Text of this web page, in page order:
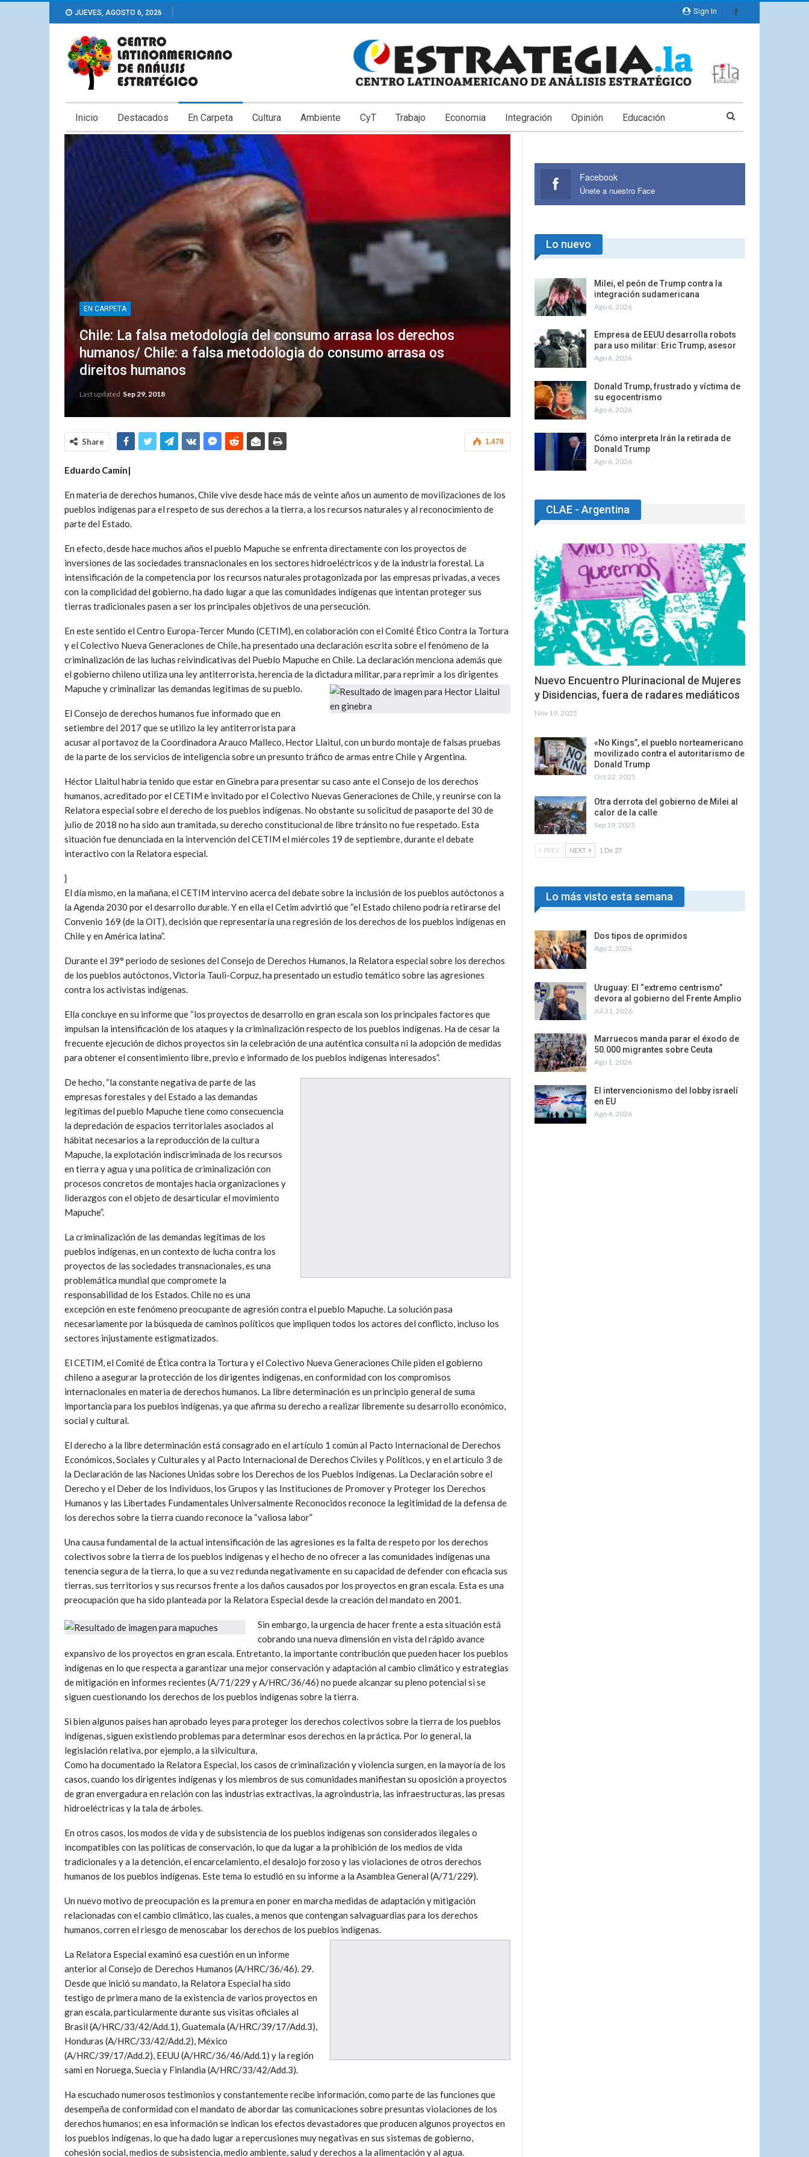
Sign In
JUEVES, AGOSTO 6, 2026
Inicio Destacados En Carpeta Cultura Ambiente CyT Trabajo Economia Integración Opinión Educación
EN CARPETA
Chile: La falsa metodología del consumo arrasa los derechos
humanos/ Chile: a falsa metodologia do consumo arrasa os
direitos humanos
Last updated Sep 29, 2018
1.478
Share
Eduardo Camín|
En materia de derechos humanos, Chile vive desde hace más de veinte años un aumento de movilizaciones de los
pueblos indígenas para el respeto de sus derechos a la tierra, a los recursos naturales y al reconocimiento de
parte del Estado.
En efecto, desde hace muchos años el pueblo Mapuche se enfrenta directamente con los proyectos de
inversiones de las sociedades transnacionales en los sectores hidroeléctricos y de la industria forestal. La
intensificación de la competencia por los recursos naturales protagonizada por las empresas privadas, a veces
con la complicidad del gobierno, ha dado lugar a que las comunidades indígenas que intentan proteger sus
tierras tradicionales pasen a ser los principales objetivos de una persecución.
En este sentido el Centro Europa-Tercer Mundo (CETIM), en colaboración con el Comité Ético Contra la Tortura
y el Colectivo Nueva Generaciones de Chile, ha presentado una declaración escrita sobre el fenómeno de la
criminalización de las luchas reivindicativas del Pueblo Mapuche en Chile. La declaración menciona además que
el gobierno chileno utiliza una ley antiterrorista, herencia de la dictadura militar, para reprimir a los dirigentes
Mapuche y criminalizar las demandas legitimas de su pueblo.
El Consejo de derechos humanos fue informado que en
setiembre del 2017 que se utilizo la ley antiterrorista para
acusar al portavoz de la Coordinadora Arauco Malleco, Hector Llaitul, con un burdo montaje de falsas pruebas
de la parte de los servicios de inteligencia sobre un presunto tráfico de armas entre Chile y Argentina.
Héctor Llaitul habría tenido que estar en Ginebra para presentar su caso ante el Consejo de los derechos
humanos, acreditado por el CETIM e invitado por el Colectivo Nuevas Generaciones de Chile, y reunirse con la
Relatora especial sobre el derecho de los pueblos indígenas. No obstante su solicitud de pasaporte del 30 de
julio de 2018 no ha sido aun tramitada, su derecho constitucional de libre tránsito no fue respetado. Esta
situación fue denunciada en la intervención del CETIM el miércoles 19 de septiembre, durante el debate
interactivo con la Relatora especial.
}
El día mismo, en la mañana, el CETIM intervino acerca del debate sobre la inclusión de los pueblos autóctonos a
la Agenda 2030 por el desarrollo durable. Y en ella el Cetim advirtió que “el Estado chileno podría retirarse del
Convenio 169 (de la OIT), decisión que representaría una regresión de los derechos de los pueblos indígenas en
Chile y en América latina”.
Durante el 39° periodo de sesiones del Consejo de Derechos Humanos, la Relatora especial sobre los derechos
de los pueblos autóctonos, Victoria Tauli-Corpuz, ha presentado un estudio temático sobre las agresiones
contra los activistas indígenas.
Ella concluye en su informe que “los proyectos de desarrollo en gran escala son los principales factores que
impulsan la intensificación de los ataques y la criminalización respecto de los pueblos indígenas. Ha de cesar la
frecuente ejecución de dichos proyectos sin la celebración de una auténtica consulta ni la adopción de medidas
para obtener el consentimiento libre, previo e informado de los pueblos indígenas interesados”.
De hecho, “la constante negativa de parte de las
empresas forestales y del Estado a las demandas
legítimas del pueblo Mapuche tiene como consecuencia
la depredación de espacios territoriales asociados al
hábitat necesarios a la reproducción de la cultura
Mapuche, la explotación indiscriminada de los recursos
en tierra y agua y una política de criminalización con
procesos concretos de montajes hacia organizaciones y
liderazgos con el objeto de desarticular el movimiento
Mapuche”.
La criminalización de las demandas legítimas de los
pueblos indígenas, en un contexto de lucha contra los
proyectos de las sociedades transnacionales, es una
problemática mundial que compromete la
responsabilidad de los Estados. Chile no es una
excepción en este fenómeno preocupante de agresión contra el pueblo Mapuche. La solución pasa
necesariamente por la búsqueda de caminos políticos que impliquen todos los actores del conflicto, incluso los
sectores injustamente estigmatizados.
El CETIM, el Comité de Ética contra la Tortura y el Colectivo Nueva Generaciones Chile piden el gobierno
chileno a asegurar la protección de los dirigentes indígenas, en conformidad con los compromisos
internacionales en materia de derechos humanos. La libre determinación es un principio general de suma
importancia para los pueblos indígenas, ya que afirma su derecho a realizar libremente su desarrollo económico,
social y cultural.
El derecho a la libre determinación está consagrado en el artículo 1 común al Pacto Internacional de Derechos
Económicos, Sociales y Culturales y al Pacto Internacional de Derechos Civiles y Políticos, y en el artículo 3 de
la Declaración de las Naciones Unidas sobre los Derechos de los Pueblos Indígenas. La Declaración sobre el
Derecho y el Deber de los Individuos, los Grupos y las Instituciones de Promover y Proteger los Derechos
Humanos y las Libertades Fundamentales Universalmente Reconocidos reconoce la legitimidad de la defensa de
los derechos sobre la tierra cuando reconoce la “valiosa labor”
Una causa fundamental de la actual intensificación de las agresiones es la falta de respeto por los derechos
colectivos sobre la tierra de los pueblos indígenas y el hecho de no ofrecer a las comunidades indígenas una
tenencia segura de la tierra, lo que a su vez redunda negativamente en su capacidad de defender con eficacia sus
tierras, sus territorios y sus recursos frente a los daños causados por los proyectos en gran escala. Esta es una
preocupación que ha sido planteada por la Relatora Especial desde la creación del mandato en 2001.
Sin embargo, la urgencia de hacer frente a esta situación está
cobrando una nueva dimensión en vista del rápido avance
expansivo de los proyectos en gran escala. Entretanto, la importante contribución que pueden hacer los pueblos
indígenas en lo que respecta a garantizar una mejor conservación y adaptación al cambio climático y estrategias
de mitigación en informes recientes (A/71/229 y A/HRC/36/46) no puede alcanzar su pleno potencial si se
siguen cuestionando los derechos de los pueblos indígenas sobre la tierra.
Si bien algunos países han aprobado leyes para proteger los derechos colectivos sobre la tierra de los pueblos
indígenas, siguen existiendo problemas para determinar esos derechos en la práctica. Por lo general, la
legislación relativa, por ejemplo, a la silvicultura,
Como ha documentado la Relatora Especial, los casos de criminalización y violencia surgen, en la mayoría de los
casos, cuando los dirigentes indígenas y los miembros de sus comunidades manifiestan su oposición a proyectos
de gran envergadura en relación con las industrias extractivas, la agroindustria, las infraestructuras, las presas
hidroeléctricas y la tala de árboles.
En otros casos, los modos de vida y de subsistencia de los pueblos indígenas son considerados ilegales o
incompatibles con las políticas de conservación, lo que da lugar a la prohibición de los medios de vida
tradicionales y a la detención, el encarcelamiento, el desalojo forzoso y las violaciones de otros derechos
humanos de los pueblos indígenas. Este tema lo estudió en su informe a la Asamblea General (A/71/229).
Un nuevo motivo de preocupación es la premura en poner en marcha medidas de adaptación y mitigación
relacionadas con el cambio climático, las cuales, a menos que contengan salvaguardias para los derechos
humanos, corren el riesgo de menoscabar los derechos de los pueblos indígenas.
La Relatora Especial examinó esa cuestión en un informe
anterior al Consejo de Derechos Humanos (A/HRC/36/46). 29.
Desde que inició su mandato, la Relatora Especial ha sido
testigo de primera mano de la existencia de varios proyectos en
gran escala, particularmente durante sus visitas oficiales al
Brasil (A/HRC/33/42/Add.1), Guatemala (A/HRC/39/17/Add.3),
Honduras (A/HRC/33/42/Add.2), México
(A/HRC/39/17/Add.2), EEUU (A/HRC/36/46/Add.1) y la región
sami en Noruega, Suecia y Finlandia (A/HRC/33/42/Add.3).
Ha escuchado numerosos testimonios y constantemente recibe información, como parte de las funciones que
desempeña de conformidad con el mandato de abordar las comunicaciones sobre presuntas violaciones de los
derechos humanos; en esa información se indican los efectos devastadores que producen algunos proyectos en
los pueblos indígenas, lo que ha dado lugar a repercusiones muy negativas en sus sistemas de gobierno,
cohesión social, medios de subsistencia, medio ambiente, salud y derechos a la alimentación y al agua.
Facebook
Únete a nuestro Face
Lo nuevo
Milei, el peón de Trump contra la
integración sudamericana
Ago 6, 2026
Empresa de EEUU desarrolla robots
para uso militar: Eric Trump, asesor
Ago 6, 2026
Donald Trump, frustrado y víctima de
su egocentrismo
Ago 6, 2026
Cómo interpreta Irán la retirada de
Donald Trump
Ago 6, 2026
CLAE - Argentina
Nuevo Encuentro Plurinacional de Mujeres
y Disidencias, fuera de radares mediáticos
Nov 19, 2025
«No Kings”, el pueblo norteamericano
movilizado contra el autoritarismo de
Donald Trump
Oct 22, 2025
Otra derrota del gobierno de Milei al
calor de la calle
Sep 19, 2025
PREV NEXT 1 De 27
Lo más visto esta semana
Dos tipos de oprimidos
Ago 2, 2026
Uruguay: El “extremo centrismo”
devora al gobierno del Frente Amplio
Jul 31, 2026
Marruecos manda parar el éxodo de
50.000 migrantes sobre Ceuta
Ago 1, 2026
El intervencionismo del lobby israelí
en EU
Ago 4, 2026